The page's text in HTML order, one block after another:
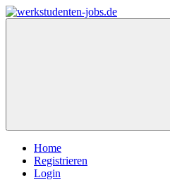
Home
Registrieren
Login